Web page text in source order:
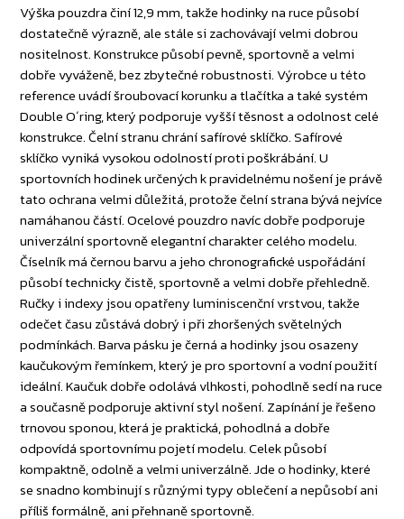
Výška pouzdra činí 12,9 mm, takže hodinky na ruce působí
dostatečně výrazně, ale stále si zachovávají velmi dobrou
nositelnost. Konstrukce působí pevně, sportovně a velmi
dobře vyváženě, bez zbytečné robustnosti. Výrobce u této
reference uvádí šroubovací korunku a tlačítka a také systém
Double O´ring, který podporuje vyšší těsnost a odolnost celé
konstrukce. Čelní stranu chrání safírové sklíčko. Safírové
sklíčko vyniká vysokou odolností proti poškrábání. U
sportovních hodinek určených k pravidelnému nošení je právě
tato ochrana velmi důležitá, protože čelní strana bývá nejvíce
namáhanou částí. Ocelové pouzdro navíc dobře podporuje
univerzální sportovně elegantní charakter celého modelu.
Číselník má černou barvu a jeho chronografické uspořádání
působí technicky čistě, sportovně a velmi dobře přehledně.
Ručky i indexy jsou opatřeny luminiscenční vrstvou, takže
odečet času zůstává dobrý i při zhoršených světelných
podmínkách. Barva pásku je černá a hodinky jsou osazeny
kaučukovým řemínkem, který je pro sportovní a vodní použití
ideální. Kaučuk dobře odolává vlhkosti, pohodlně sedí na ruce
a současně podporuje aktivní styl nošení. Zapínání je řešeno
trnovou sponou, která je praktická, pohodlná a dobře
odpovídá sportovnímu pojetí modelu. Celek působí
kompaktně, odolně a velmi univerzálně. Jde o hodinky, které
se snadno kombinují s různými typy oblečení a nepůsobí ani
příliš formálně, ani přehnaně sportovně.